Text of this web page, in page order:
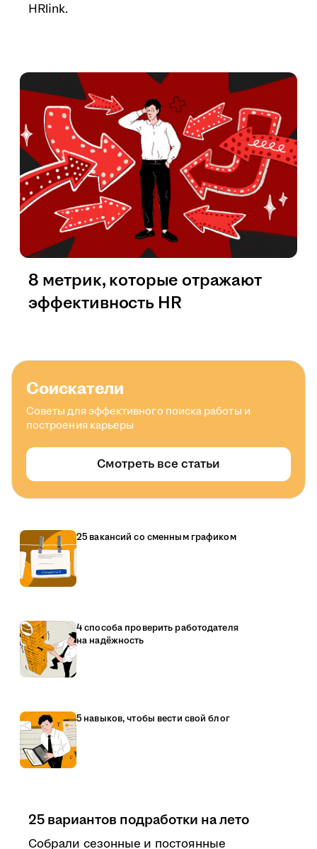
HRlink.
8 метрик, которые отражают
эффективность HR
Соискатели
Советы для эффективного поиска работы и
построения карьеры
Смотреть все статьи
25 вакансий со сменным графиком
4 способа проверить работодателя
на надёжность
5 навыков, чтобы вести свой блог
25 вариантов подработки на лето
Собрали сезонные и постоянные